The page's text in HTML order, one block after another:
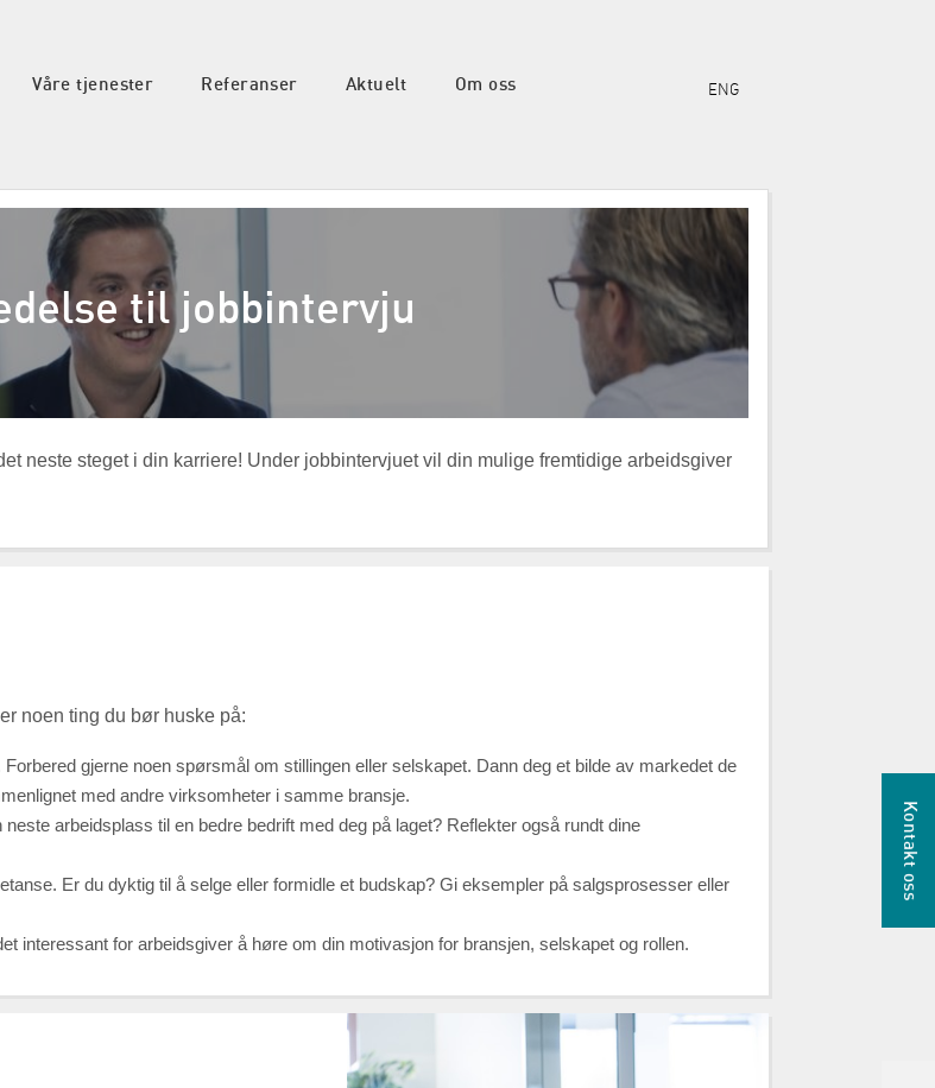
Våre tjenester Referanser Aktuelt Om oss ENG
til jobbintervju
neste steget i din karriere! Under jobbintervjuet vil din mulige fremtidige arbeidsgiver
noen ting du bør huske på:
gjerne noen spørsmål om stillingen eller selskapet. Dann deg et bilde av markedet de
med andre virksomheter i samme bransje.
arbeidsplass til en bedre bedrift med deg på laget? Reflekter også rundt dine
Er du dyktig til å selge eller formidle et budskap? Gi eksempler på salgsprosesser eller
interessant for arbeidsgiver å høre om din motivasjon for bransjen, selskapet og rollen.
Kontakt oss